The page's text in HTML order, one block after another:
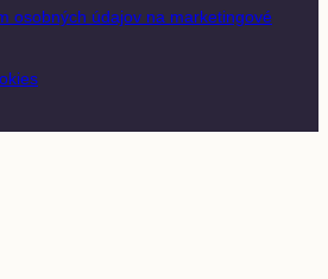
osobných údajov na marketingové